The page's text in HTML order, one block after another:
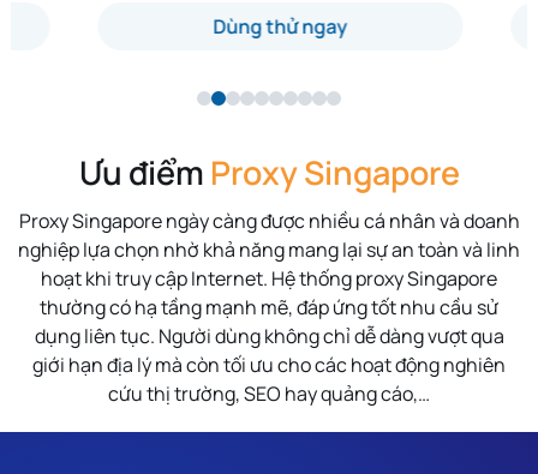
Dùng thử ngay
Ưu điểm Proxy Singapore
Proxy Singapore ngày càng được nhiều cá nhân và doanh
nghiệp lựa chọn nhờ khả năng mang lại sự an toàn và linh
hoạt khi truy cập Internet. Hệ thống proxy Singapore
thường có hạ tầng mạnh mẽ, đáp ứng tốt nhu cầu sử
dụng liên tục. Người dùng không chỉ dễ dàng vượt qua
giới hạn địa lý mà còn tối ưu cho các hoạt động nghiên
cứu thị trường, SEO hay quảng cáo,…